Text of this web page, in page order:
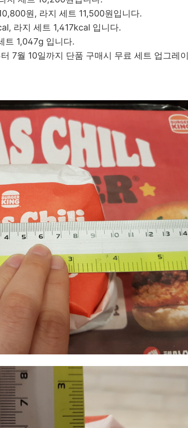
원, 라지 세트 11,500원입니다.
라지 세트 1,417kcal 입니다.
트 1,047g 입니다.
7월 10일까지 단품 구매시 무료 세트 업그레이